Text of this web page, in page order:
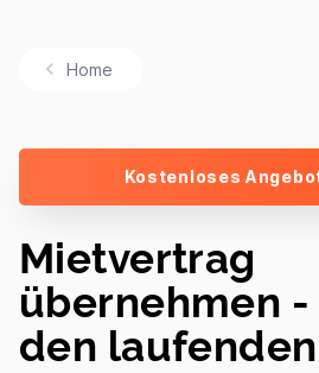
Home
Kostenloses
Mietvertrag
übernehmen
den